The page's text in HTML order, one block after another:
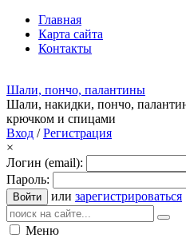
Главная
Карта сайта
Контакты
Шали, пончо, палантины
Шали, накидки, пончо,
крючком и спицами
Вход /Регистрация
×
Логин (email):
Пароль:
Войти или зарегистрироваться
Меню